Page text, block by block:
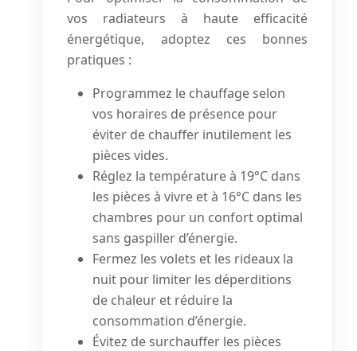
vos radiateurs à haute efficacité
énergétique, adoptez ces bonnes
pratiques :
Programmez le chauffage selon
vos horaires de présence pour
éviter de chauffer inutilement les
pièces vides.
Réglez la température à 19°C dans
les pièces à vivre et à 16°C dans les
chambres pour un confort optimal
sans gaspiller d’énergie.
Fermez les volets et les rideaux la
nuit pour limiter les déperditions
de chaleur et réduire la
consommation d’énergie.
Évitez de surchauffer les pièces